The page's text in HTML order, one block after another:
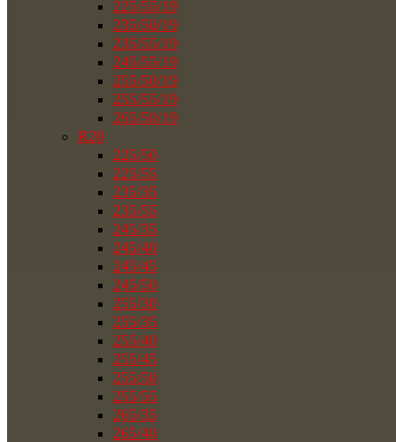
225/55/19
235/50/19
235/55/19
245/55/19
255/50/19
255/55/19
265/50/19
R20
225/50
225/55
235/35
235/55
245/35
245/40
245/45
245/50
255/30
255/35
255/40
255/45
255/50
255/55
265/35
265/40